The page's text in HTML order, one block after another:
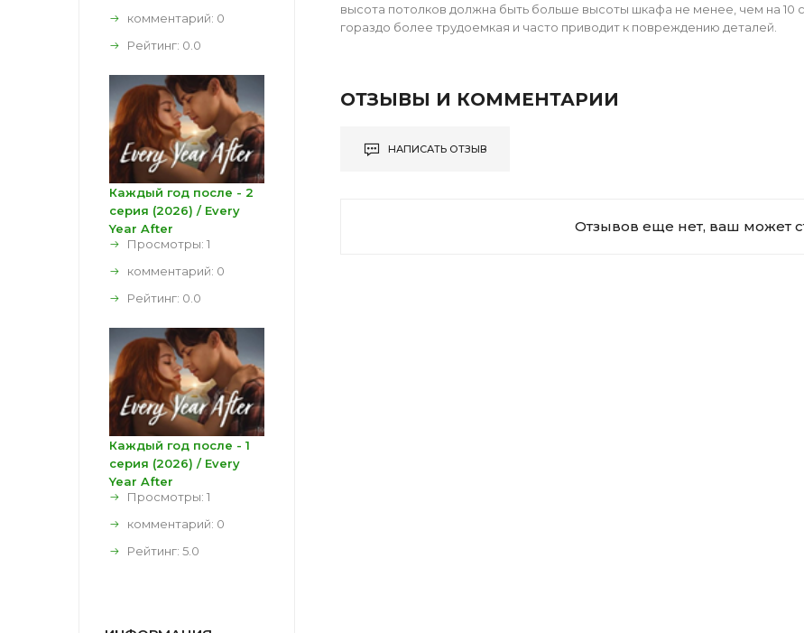
высота потолков должна быть больше высоты шкафа не менее, чем на
гораздо более трудоемкая и часто приводит к повреждению деталей.
ОТЗЫВЫ И КОММЕНТАРИИ
НАПИСАТЬ ОТЗЫВ
Отзывов еще нет, ваш может
комментарий: 0
Рейтинг: 0.0
Каждый год после - 2
серия (2026) / Every
Year After
Просмотры: 1
комментарий: 0
Рейтинг: 0.0
Каждый год после - 1
серия (2026) / Every
Year After
Просмотры: 1
комментарий: 0
Рейтинг: 5.0